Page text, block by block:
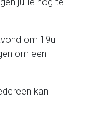
om 19u
om een
kan